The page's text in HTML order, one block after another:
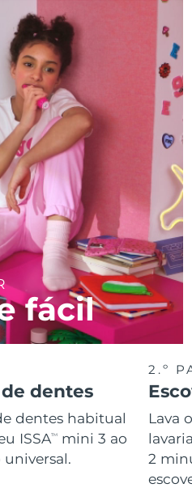
fácil
dentes
dentes habitual
ISSATM
mini 3 ao
universal.
2.º
Lava
2